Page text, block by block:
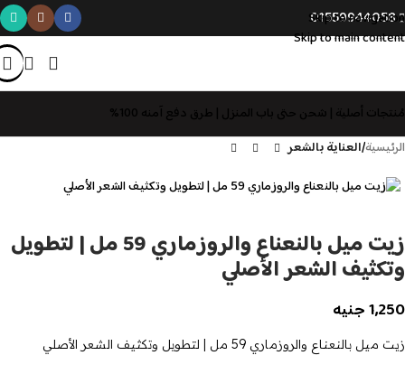
Skip to navigation
Skip to main content
01559944058
مُنتجات أصلية | شحن حتى باب المنزل | طرق دفع آمنه 100%
الرئيسية العناية بالشعر
زيت ميل بالنعناع والروزماري 59 مل | لتطويل
وتكثيف الشعر الأصلي
1,250جنيه
زيت ميل بالنعناع والروزماري 59 مل | لتطويل وتكثيف الشعر الأصلي